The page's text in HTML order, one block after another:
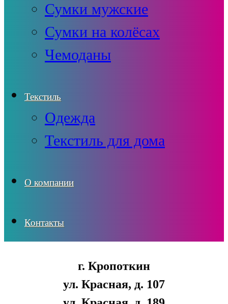
Сумки мужские
Сумки на колёсах
Чемоданы
Текстиль
Одежда
Текстиль для дома
О компании
Контакты
г. Кропоткин
ул. Красная, д. 107